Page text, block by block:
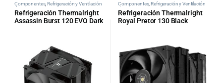
Componentes,Refrigeración y Ventilación
de PC
Refrigeración Thermalright
Assassin Burst 120 EVO Dark
Componentes,Refrigeración y Ventilación
de PC
Refrigeración Thermalright
Royal Pretor 130 Black